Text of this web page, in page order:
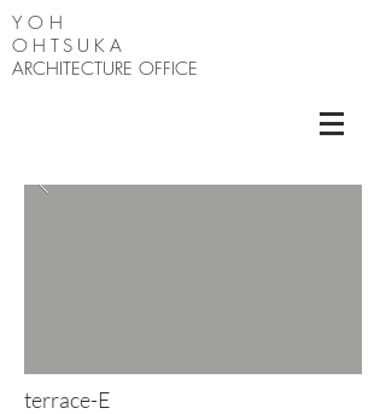
Y O H
OHTSUKA
ARCHITECTURE OFFICE
terrace-E